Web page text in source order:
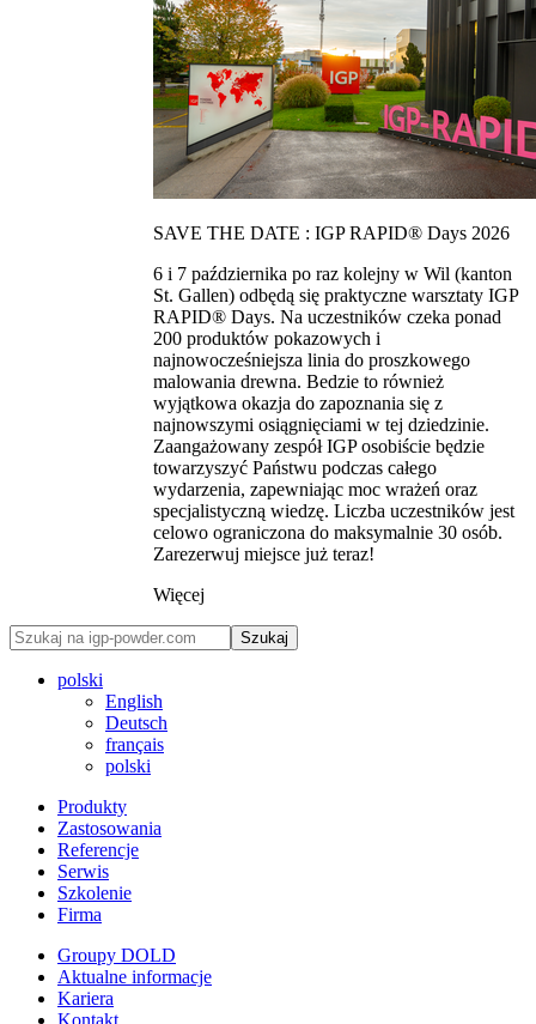
SAVE THE DATE : IGP RAPID® Days 2026
6 i 7 października po raz kolejny w Wil (kanton
St. Gallen) odbędą się praktyczne warsztaty IGP
RAPID® Days. Na uczestników czeka ponad
200 produktów pokazowych i
najnowocześniejsza linia do proszkowego
malowania drewna. Bedzie to również
wyjątkowa okazja do zapoznania się z
najnowszymi osiągnięciami w tej dziedzinie.
Zaangażowany zespół IGP osobiście będzie
towarzyszyć Państwu podczas całego
wydarzenia, zapewniając moc wrażeń oraz
specjalistyczną wiedzę. Liczba uczestników jest
celowo ograniczona do maksymalnie 30 osób.
Zarezerwuj miejsce już teraz!
Więcej
Szukaj
polski
English
Deutsch
français
polski
Produkty
Zastosowania
Referencje
Serwis
Szkolenie
Firma
Groupy DOLD
Aktualne informacje
Kariera
Kontakt